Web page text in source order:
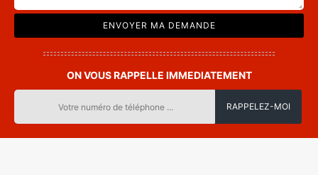
ON VOUS RAPPELLE IMMEDIATEMENT